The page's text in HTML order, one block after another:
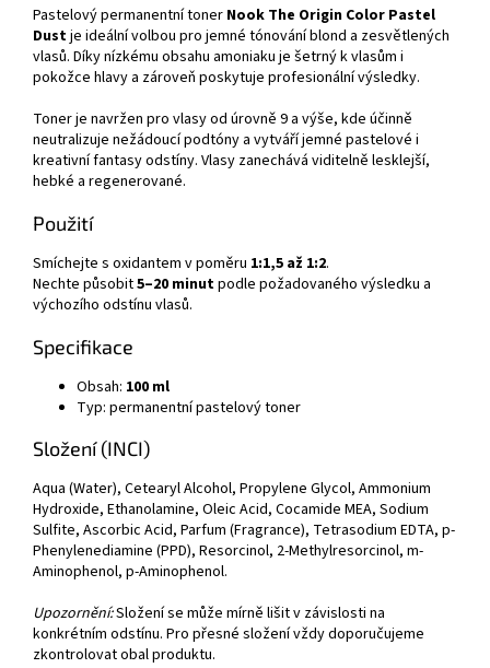
Pastelový permanentní toner Nook The Origin Color Pastel
Dustje ideální volbou pro jemné tónování blond a zesvětlených
vlasů. Díky nízkému obsahu amoniaku je šetrný k vlasům i
pokožce hlavy a zároveň poskytuje profesionální výsledky.
Toner je navržen pro vlasy od úrovně 9 a výše, kde účinně
neutralizuje nežádoucí podtóny a vytváří jemné pastelové i
kreativní fantasy odstíny. Vlasy zanechává viditelně lesklejší,
hebké a regenerované.
Použití
Smíchejte s oxidantem v poměru 1:1,5 až 1:2.
Nechte působit5–20 minutpodle požadovaného výsledku a
výchozího odstínu vlasů.
Specifikace
Obsah: 100 ml
Typ: permanentní pastelový toner
Složení (INCI)
Aqua (Water), Cetearyl Alcohol, Propylene Glycol, Ammonium
Hydroxide, Ethanolamine, Oleic Acid, Cocamide MEA, Sodium
Sulfite, Ascorbic Acid, Parfum (Fragrance), Tetrasodium EDTA, p-
Phenylenediamine (PPD), Resorcinol, 2-Methylresorcinol, m-
Aminophenol, p-Aminophenol.
Upozornění:Složení se může mírně lišit v závislosti na
konkrétním odstínu. Pro přesné složení vždy doporučujeme
zkontrolovat obal produktu.